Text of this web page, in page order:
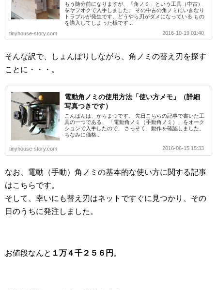
もう随分前になりますが、「角ノミ」という工具（中古）
をヤフオクで入手しました。 その中古の角ノミにいきなり
トラブルが発生です。どうやら刃がダメになっている もの
を購入してしまった様です...
tinyhouse-story.com
2016-10-19 01:40
そんな訳で、しょんぼりしながら、角ノミの替え刃を探す
ことに・・・。
電動角ノミの使用方法「使い方メモ」（詳細
写真つきです）
こんばんは、からまつです。 先日こちらの記事で書いた工
具の一つである、 「電動角ノミ（手動角ノミ）」をオーク
ションで入手したので、 さっそく、動作を確認しました。
ちなみに価格...
tinyhouse-story.com 2016-06-15 15:33
なお、電動（手動）角ノミの基本的な使い方に関する記事
はこちらです。
そして、幸いにも替え刃はネットですぐに見つかり、その
日のうちに発注しました。
お値段なんと １万４千２５６円 。